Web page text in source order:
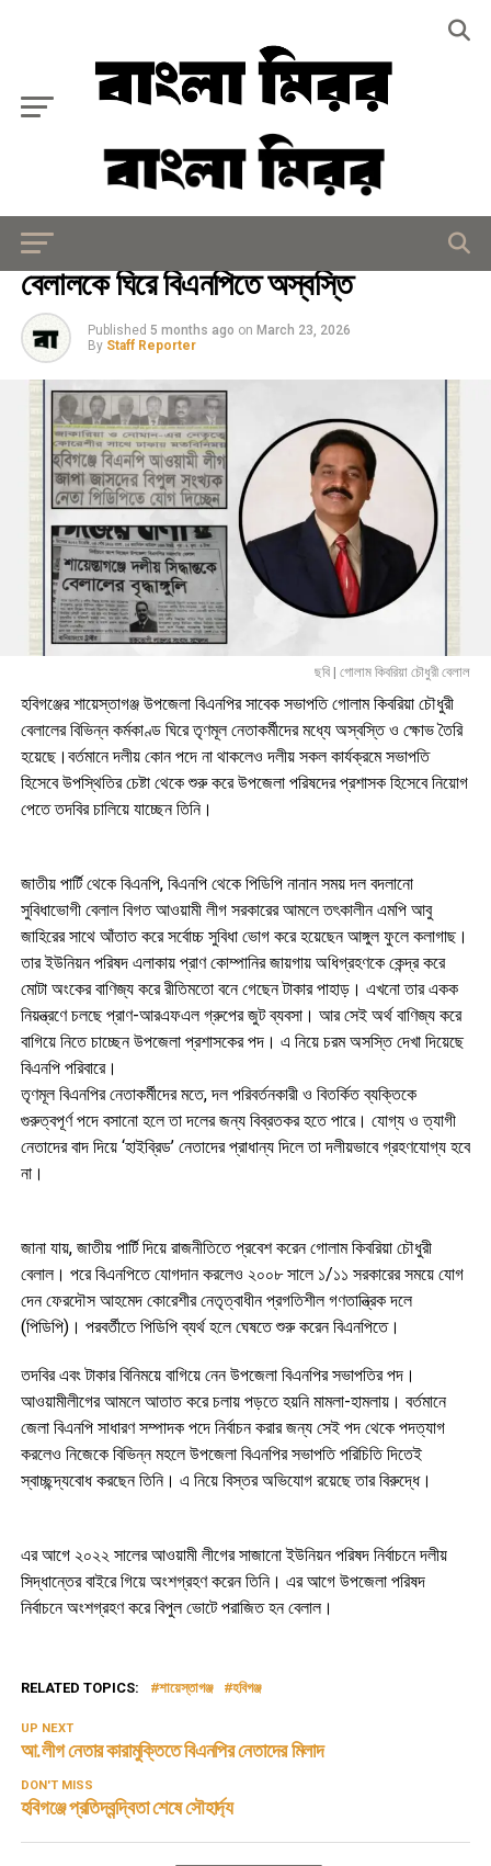
রাজনীতি
বেলালকে ঘিরে বিএনপিতে অস্বস্তি
Published 5 months ago on March 23, 2026
By Staff Reporter
ছবি | গোলাম কিবরিয়া চৌধুরী বেলাল
হবিগঞ্জের শায়েস্তাগঞ্জ উপজেলা বিএনপির সাবেক সভাপতি গোলাম কিবরিয়া চৌধুরী
বেলালের বিভিন্ন কর্মকাণ্ড ঘিরে তৃণমূল নেতাকর্মীদের মধ্যে অস্বস্তি ও ক্ষোভ তৈরি
হয়েছে।বর্তমানে দলীয় কোন পদে না থাকলেও দলীয় সকল কার্যক্রমে সভাপতি
হিসেবে উপস্থিতির চেষ্টা থেকে শুরু করে উপজেলা পরিষদের প্রশাসক হিসেবে নিয়োগ
পেতে তদবির চালিয়ে যাচ্ছেন তিনি।
জাতীয় পার্টি থেকে বিএনপি, বিএনপি থেকে পিডিপি নানান সময় দল বদলানো
সুবিধাভোগী বেলাল বিগত আওয়ামী লীগ সরকারের আমলে তৎকালীন এমপি আবু
জাহিরের সাথে আঁতাত করে সর্বোচ্চ সুবিধা ভোগ করে হয়েছেন আঙ্গুল ফুলে কলাগাছ।
তার ইউনিয়ন পরিষদ এলাকায় প্রাণ কোম্পানির জায়গায় অধিগ্রহণকে কেন্দ্র করে
মোটা অংকের বাণিজ্য করে রীতিমতো বনে গেছেন টাকার পাহাড়। এখনো তার একক
নিয়ন্ত্রণে চলছে প্রাণ-আরএফএল গ্রুপের জুট ব্যবসা। আর সেই অর্থ বাণিজ্য করে
বাগিয়ে নিতে চাচ্ছেন উপজেলা প্রশাসকের পদ। এ নিয়ে চরম অসস্তি দেখা দিয়েছে
বিএনপি পরিবারে।
তৃণমূল বিএনপির নেতাকর্মীদের মতে, দল পরিবর্তনকারী ও বিতর্কিত ব্যক্তিকে
গুরুত্বপূর্ণ পদে বসানো হলে তা দলের জন্য বিব্রতকর হতে পারে। যোগ্য ও ত্যাগী
নেতাদের বাদ দিয়ে ‘হাইব্রিড’ নেতাদের প্রাধান্য দিলে তা দলীয়ভাবে গ্রহণযোগ্য হবে
না।
জানা যায়, জাতীয় পার্টি দিয়ে রাজনীতিতে প্রবেশ করেন গোলাম কিবরিয়া চৌধুরী
বেলাল। পরে বিএনপিতে যোগদান করলেও ২০০৮ সালে ১/১১ সরকারের সময়ে যোগ
দেন ফেরদৌস আহমেদ কোরেশীর নেতৃত্বাধীন প্রগতিশীল গণতান্ত্রিক দলে
(পিডিপি)। পরবর্তীতে পিডিপি ব্যর্থ হলে ঘেষতে শুরু করেন বিএনপিতে।
তদবির এবং টাকার বিনিময়ে বাগিয়ে নেন উপজেলা বিএনপির সভাপতির পদ।
আওয়ামীলীগের আমলে আতাত করে চলায় পড়তে হয়নি মামলা-হামলায়। বর্তমানে
জেলা বিএনপি সাধারণ সম্পাদক পদে নির্বাচন করার জন্য সেই পদ থেকে পদত্যাগ
করলেও নিজেকে বিভিন্ন মহলে উপজেলা বিএনপির সভাপতি পরিচিতি দিতেই
স্বাচ্ছন্দ্যবোধ করছেন তিনি। এ নিয়ে বিস্তর অভিযোগ রয়েছে তার বিরুদ্ধে।
এর আগে ২০২২ সালের আওয়ামী লীগের সাজানো ইউনিয়ন পরিষদ নির্বাচনে দলীয়
সিদ্ধান্তের বাইরে গিয়ে অংশগ্রহণ করেন তিনি। এর আগে উপজেলা পরিষদ
নির্বাচনে অংশগ্রহণ করে বিপুল ভোটে পরাজিত হন বেলাল।
RELATED TOPICS: শায়েস্তাগঞ্জ হবিগঞ্জ
UP NEXT
আ.লীগ নেতার কারামুক্তিতে বিএনপির নেতাদের মিলাদ
DON'T MISS
হবিগঞ্জে প্রতিদ্বন্দ্বিতা শেষে সৌহার্দ্য